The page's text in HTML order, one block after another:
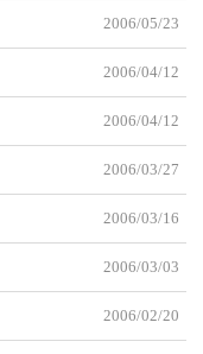
2006/05/23
2006/04/12
2006/04/12
2006/03/27
2006/03/16
2006/03/03
2006/02/20